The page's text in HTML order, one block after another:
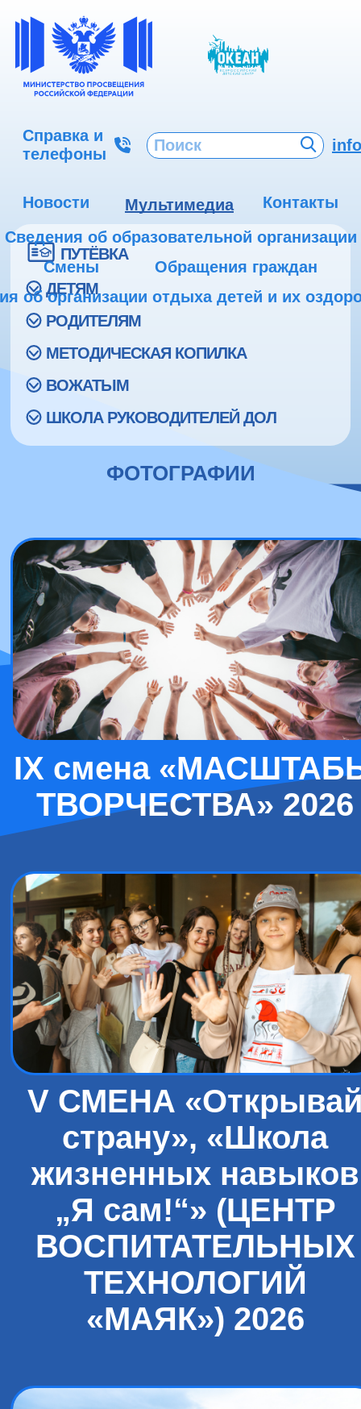
Справка и
телефоны
Новости Мультимедиа
Контакты
Сведения об образовательной организации
Смены
Обращения граждан
об организации отдыха детей и их
ПУТЁВКА
ДЕТЯМ
РОДИТЕЛЯМ
МЕТОДИЧЕСКАЯ КОПИЛКА
ВОЖАТЫМ
ШКОЛА РУКОВОДИТЕЛЕЙ ДОЛ
ФОТОГРАФИИ
IX смена
ТВОРЧЕСТВА» 2026
V СМЕНА
страну», «Школа
жизненных навыков
„Я сам!“» (ЦЕНТР
ВОСПИТАТЕЛЬНЫХ
ТЕХНОЛОГИЙ
«МАЯК») 2026